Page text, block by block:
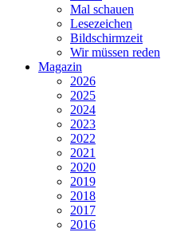
Mal schauen
Lesezeichen
Bildschirmzeit
Wir müssen reden
Magazin
2026
2025
2024
2023
2022
2021
2020
2019
2018
2017
2016